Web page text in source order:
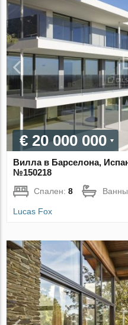
€ 20 000 000
Вилла в Барселона,
№150218
Спален:8
Lucas Fox